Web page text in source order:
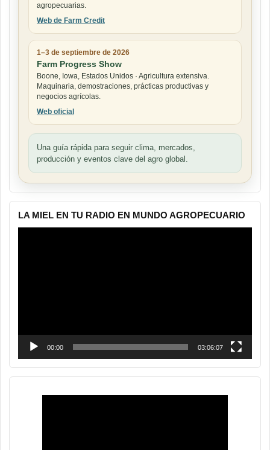
agropecuarias.
Web de Farm Credit
1–3 de septiembre de 2026
Farm Progress Show
Boone, Iowa, Estados Unidos · Agricultura extensiva.
Maquinaria, demostraciones, prácticas productivas y
negocios agrícolas.
Web oficial
Una guía rápida para seguir clima, mercados,
producción y eventos clave del agro global.
LA MIEL EN TU RADIO EN MUNDO AGROPECUARIO
00:00 03:06:07